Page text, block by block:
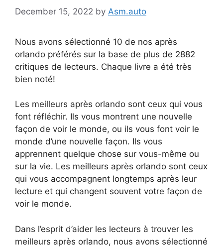
December 15, 2022 by Asm.auto
Nous avons sélectionné 10 de nos après
orlando préférés sur la base de plus de 2882
critiques de lecteurs. Chaque livre a été très
bien noté!
Les meilleurs après orlando sont ceux qui vous
font réfléchir. Ils vous montrent une nouvelle
façon de voir le monde, ou ils vous font voir le
monde d’une nouvelle façon. Ils vous
apprennent quelque chose sur vous-même ou
sur la vie. Les meilleurs après orlando sont ceux
qui vous accompagnent longtemps après leur
lecture et qui changent souvent votre façon de
voir le monde.
Dans l’esprit d’aider les lecteurs à trouver les
meilleurs après orlando, nous avons sélectionné